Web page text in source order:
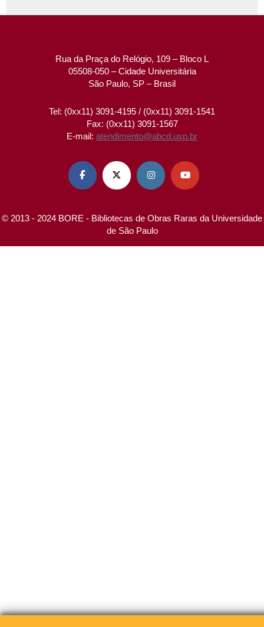
Rua da Praça do Relógio, 109 – Bloco L
05508-050 – Cidade Universitária
São Paulo, SP – Brasil
Tel: (0xx11) 3091-4195 / (0xx11) 3091-1541
Fax: (0xx11) 3091-1567
E-mail: atendimento@abcd.usp.br
   
© 2013 - 2024 BORE - Bibliotecas de Obras Raras da Universidade
de São Paulo